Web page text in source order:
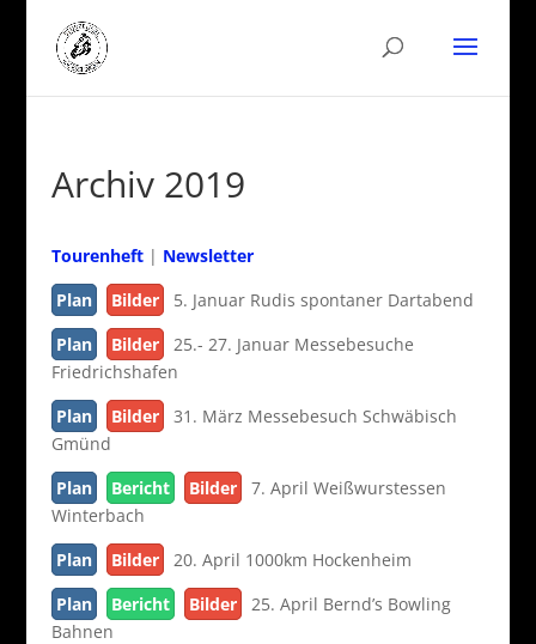
Archiv 2019
Tourenheft| Newsletter
Plan
Bilder
5. Januar Rudis spontaner Dartabend
Plan
Bilder
25.- 27. Januar Messebesuche
Friedrichshafen
Plan
Bilder
31. März Messebesuch Schwäbisch
Gmünd
Plan
Bericht Bilder
7. April Weißwurstessen
Winterbach
Plan
Bilder
20. April 1000km Hockenheim
Plan
Bericht Bilder
25. April Bernd’s Bowling
Bahnen